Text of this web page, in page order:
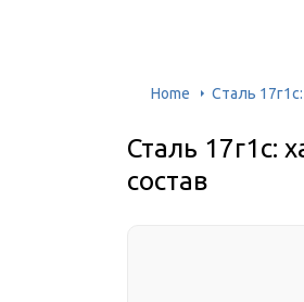
Home Сталь
Сталь 17г1с:
состав